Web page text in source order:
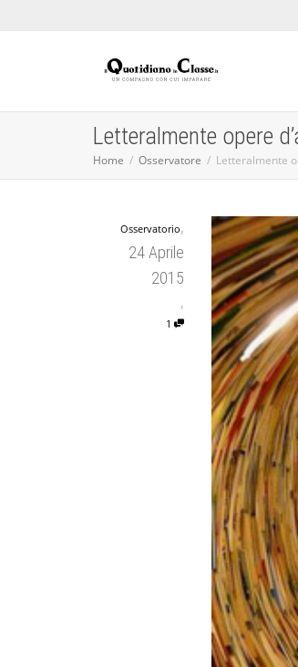
Letteralmente opere
Home Osservatore Letteralmente
Osservatorio,
24 Aprile
2015
,
1